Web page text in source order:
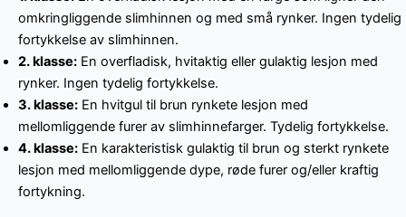
omkringliggende slimhinnen og med små rynker. Ingen tydelig
fortykkelse av slimhinnen.
2. klasse: En overfladisk, hvitaktig eller gulaktig lesjon med
rynker. Ingen tydelig fortykkelse.
3. klasse: En hvitgul til brun rynkete lesjon med
mellomliggende furer av slimhinnefarger. Tydelig fortykkelse.
4. klasse: En karakteristisk gulaktig til brun og sterkt rynkete
lesjon med mellomliggende dype, røde furer og/eller kraftig
fortykning.